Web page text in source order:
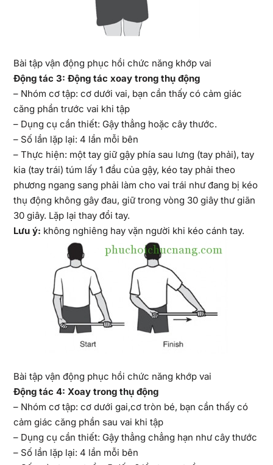
Bài tập vận động phục hồi chức năng khớp vai
Động tác 3: Động tác xoay trong thụ động
– Nhóm cơ tập: cơ dưới vai, bạn cần thấy có cảm giác
căng phần trước vai khi tập
– Dụng cụ cần thiết: Gậy thẳng hoặc cây thước.
– Số lần lặp lại: 4 lần mỗi bên
– Thực hiện: một tay giữ gậy phía sau lưng (tay phải), tay
kia (tay trái) túm lấy 1 đầu của gậy, kéo tay phải theo
phương ngang sang phải làm cho vai trái như đang bị kéo
thụ động không gây đau, giữ trong vòng 30 giây thư giãn
30 giây. Lặp lại thay đổi tay.
Lưu ý: không nghiêng hay vặn người khi kéo cánh tay.
Bài tập vận động phục hồi chức năng khớp vai
Động tác 4: Xoay trong thụ động
– Nhóm cơ tập: cơ dưới gai,cơ tròn bé, bạn cần thấy có
cảm giác căng phần sau vai khi tập
– Dụng cụ cần thiết: Gậy thẳng chẳng hạn như cây thước
– Số lần lặp lại: 4 lần mỗi bên